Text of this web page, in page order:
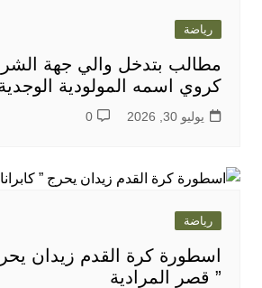
رياضة
مطالب بتدخل والي جهة
كروي اسمه المولودية
يوليو 30, 2026 0
رياضة
اسطورة كرة القدم زيدان
” قصر المرادية